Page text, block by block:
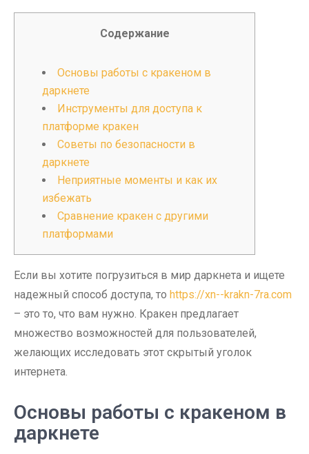
Содержание
Основы работы с кракеном в
даркнете
Инструменты для доступа к
платформе кракен
Советы по безопасности в
даркнете
Неприятные моменты и как их
избежать
Сравнение кракен с другими
платформами
Если вы хотите погрузиться в мир даркнета и ищете
надежный способ доступа, то https://xn--krakn-7ra.com
– это то, что вам нужно. Кракен предлагает
множество возможностей для пользователей,
желающих исследовать этот скрытый уголок
интернета.
Основы работы с кракеном в
даркнете